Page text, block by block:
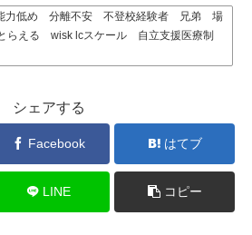
能力低め 分離不安 不登校経験者 兄弟 場
える wisk lcスケール 自立支援医療制
シェアする
Facebook はてブ
LINE コピー